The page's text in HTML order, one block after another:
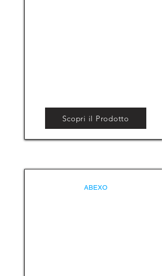
Scopri il Prodotto
ABEXO